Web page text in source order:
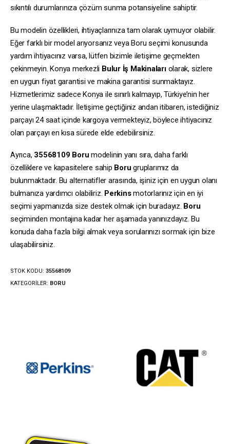
sıkıntılı durumlarınıza çözüm sunma potansiyeline sahiptir.
Bu modelin özellikleri, ihtiyaçlarınıza tam olarak uymuyor olabilir.
Eğer farklı bir model arıyorsanız veya Boru seçimi konusunda
yardım ihtiyacınız varsa, lütfen bizimle iletişime geçmekten
çekinmeyin. Konya merkezli Bulur İş Makinalarıolarak, sizlere
en uygun fiyat garantisi ve makina garantisi sunmaktayız.
Hizmetlerimiz sadece Konya ile sınırlı kalmayıp, Türkiye’nin her
yerine ulaşmaktadır. İletişime geçtiğiniz andan itibaren, istediğiniz
parçayı 24 saat içinde kargoya vermekteyiz, böylece ihtiyacınız
olan parçayı en kısa sürede elde edebilirsiniz.
Ayrıca, 35568109 Boru modelinin yanı sıra, daha farklı
özelliklere ve kapasitelere sahip Boru gruplarımız da
bulunmaktadır. Bu alternatifler arasında, işiniz için en uygun olanı
bulmanıza yardımcı olabiliriz. Perkinsmotorlarınız için en iyi
seçimi yapmanızda size destek olmak için buradayız. Boru
seçiminden montajına kadar her aşamada yanınızdayız. Bu
konuda daha fazla bilgi almak veya sorularınızı sormak için bize
ulaşabilirsiniz.
STOK KODU: 35568109
KATEGORILER: BORU